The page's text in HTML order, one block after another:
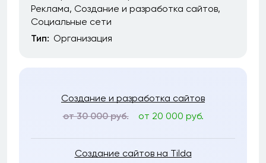
Реклама Создание и разработка сайтов
Социальные сети
Тип: Организация
Создание и разработка сайтов
от 30 000 руб.
от 20 000 руб.
Создание сайтов на Tilda